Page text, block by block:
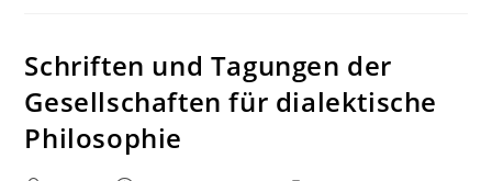
Lernen
Mathematik
Schriften und Tagungen der
Gesellschaften für dialektische
Philosophie